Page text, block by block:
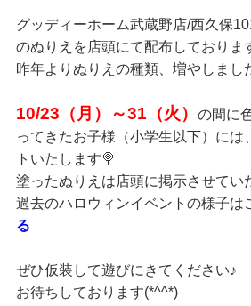
グッディーホーム武蔵野店/西久保
のぬりえを店頭にて配布しておりま
昨年よりぬりえの種類、増やしま
10/23（月）～31（火）
の間に
ってきたお子様（小学生以下）には
トいたします🍭
塗ったぬりえは店頭に掲示させてい
過去のハロウィンイベントの様子は
る
ぜひ仮装して遊びにきてください♪
お待ちしております(*^^*)